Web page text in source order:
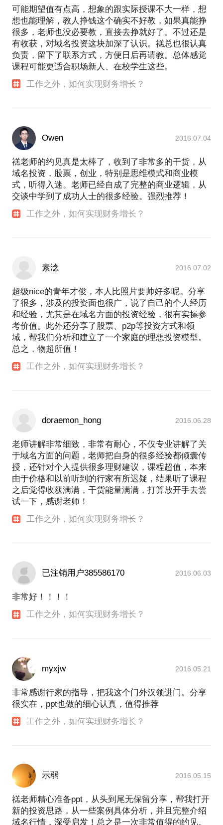
可能期望值有点高，想象的跟实际授课不大一样，想
想也能理解，教人挣钱这个确实不好教，如果真能挣
很多，老师也没必要教，直接去挣就好了。不过还是
有收获，对域名投资这块加深了认识。禚总也很认真
负责，留下了联系方式，方便日后再请教。总体感觉
课程可能更适合职场新人、在校学生这些。
工作之外，如何实现财务增长？
Owen 2016.07.04
禚老师的约见真是太棒了，收到了非常多的干货，从
域名投资，股票，创业，特别是思维模式和商业模
式，听得入迷。老师已经自成了完整的商业逻辑，从
交谈中学到了成功人士的很多经验。强烈推荐！
工作之外，如何实现财务增长？
素淰 2016.07.02
超级nice的青年才俊，本人比照片要帅好多呢。分享
了很多，涉及的投资面也很广，说了自己的个人经历
和经验，尤其是在域名方面的投资经验，很有实操参
考价值。此外还分享了股票、p2p等投资方式和领
域，帮我们分析和建立了一个家庭的理想投资模型。
总之，物超所值！
工作之外，如何实现财务增长？
doraemon_hong 2016.06.28
老师讲解非常细致，非常有耐心，不仅专业讲解了关
于域名方面的问题，老师把自身的很多经验都倾囊传
授，还针对个人提供很多理财建议，课程超值，本来
由于价格和以前听到的行家有所迟疑，结果听了课程
之后觉得收获满满，干货能量满满，打算放开手去尝
试一下，感谢老师！
工作之外，如何实现财务增长？
已注销用户385586170 2016.06.03
非常好！！！！
工作之外，如何实现财务增长？
myxjw 2016.05.21
非常感谢行家的指导，把我这个门外汉领进门。分享
很实在，ppt也做的细心认真，值得推荐
工作之外，如何实现财务增长？
示弱 2016.05.15
禚老师精心准备ppt，从头到尾无保留分享，帮我打开
新的投资思路，从一些案例具体分析，并且完整介绍
域名行情，深受启发！总之是一次非常值得的约见。